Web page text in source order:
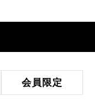
会員限定